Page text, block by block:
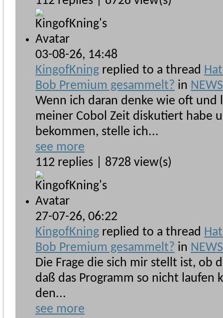
03-08-26, 14:48
KingofKning replied to a thread
Bob Premium gesammelt? in
Wenn ich daran denke wie oft und
meiner Cobol Zeit diskutiert habe
bekommen, stelle ich...
see more
112 replies | 8728 view(s)
27-07-26, 06:22
KingofKning replied to a thread
Bob Premium gesammelt? in
Die Frage die sich mir stellt ist, ob
daß das Programm so nicht
den...
see more